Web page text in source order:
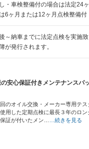
・車検整備付の場合は法定24
6ヶ月または12ヶ月点検整備付
～納車までに法定点検を実
が発行されます。
安心保証付きメンテナンスパ
のオイル交換・メーカー専用テス
用した定期点検に最長３年のロン
証が付いたメン…
…続きを見る